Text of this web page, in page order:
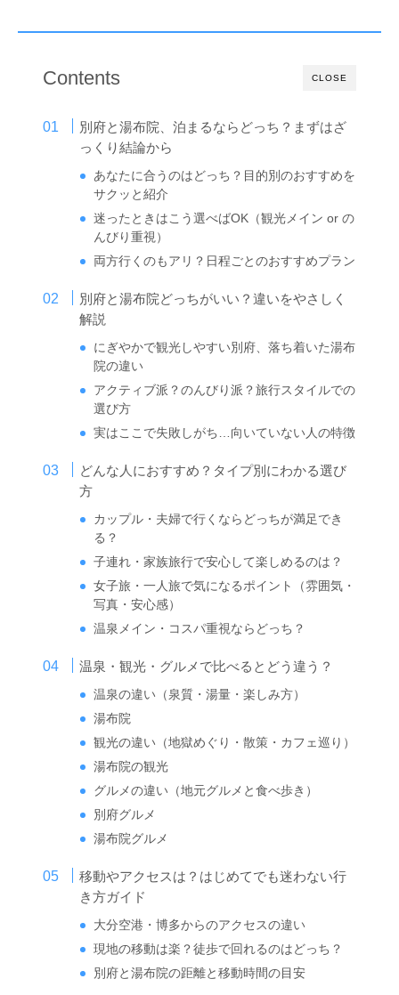
CLOSE
Contents
別府と湯布院、泊まるならどっち？まずはざ
っくり結論から
あなたに合うのはどっち？目的別のおすすめを
サクッと紹介
迷ったときはこう選べばOK（観光メイン or の
んびり重視）
両方行くのもアリ？日程ごとのおすすめプラン
別府と湯布院どっちがいい？違いをやさしく
解説
にぎやかで観光しやすい別府、落ち着いた湯布
院の違い
アクティブ派？のんびり派？旅行スタイルでの
選び方
実はここで失敗しがち…向いていない人の特徴
どんな人におすすめ？タイプ別にわかる選び
方
カップル・夫婦で行くならどっちが満足でき
る？
子連れ・家族旅行で安心して楽しめるのは？
女子旅・一人旅で気になるポイント（雰囲気・
写真・安心感）
温泉メイン・コスパ重視ならどっち？
温泉・観光・グルメで比べるとどう違う？
温泉の違い（泉質・湯量・楽しみ方）
湯布院
観光の違い（地獄めぐり・散策・カフェ巡り）
湯布院の観光
グルメの違い（地元グルメと食べ歩き）
別府グルメ
湯布院グルメ
移動やアクセスは？はじめてでも迷わない行
き方ガイド
大分空港・博多からのアクセスの違い
現地の移動は楽？徒歩で回れるのはどっち？
別府と湯布院の距離と移動時間の目安